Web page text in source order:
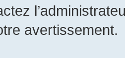
avertissement.